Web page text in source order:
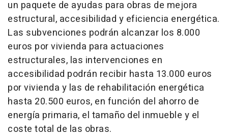
un paquete de ayudas para obras de mejora
estructural, accesibilidad y eficiencia energética.
Las subvenciones podrán alcanzar los 8.000
euros por vivienda para actuaciones
estructurales, las intervenciones en
accesibilidad podrán recibir hasta 13.000 euros
por vivienda y las de rehabilitación energética
hasta 20.500 euros, en función del ahorro de
energía primaria, el tamaño del inmueble y el
coste total de las obras.